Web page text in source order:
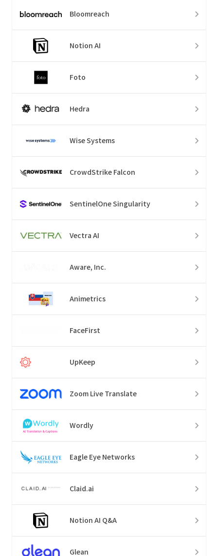
Bloomreach
Notion AI
Foto
Hedra
Wise Systems
CrowdStrike Falcon
SentinelOne Singularity
Vectra AI
Aware, Inc.
Animetrics
FaceFirst
UpKeep
Zoom Live Translate
Wordly
Eagle Eye Networks
Claid.ai
Notion AI Q&A
Glean